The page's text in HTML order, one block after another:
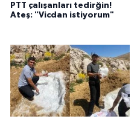
PTT çalışanları tedirğin!
Ateş: "Vicdan istiyorum"